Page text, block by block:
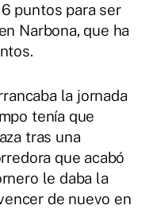
puntos para ser
Narbona, que ha
la jornada
tenía que
tras una
que acabó
le daba la
de nuevo en